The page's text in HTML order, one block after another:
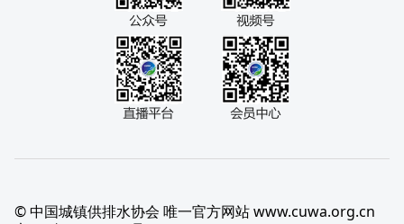
© 中国城镇供排水协会 唯一官方网站 www.cuwa.org.cn